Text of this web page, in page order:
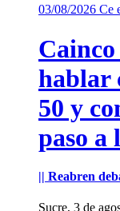
03/08/2026 Ce
hablar
50 y
paso a
|| Reabren
Sucre, 3 de